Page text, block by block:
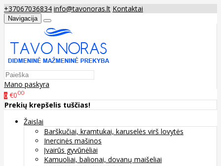
+37067036834 info@tavonoras.lt Kontaktai
Navigacija
Mano paskyra
0 €000
Prekių krepšelis tuščias!
Žaislai
Barškučiai, kramtukai, karuselės virš lovytės
Inercinės mašinos
Įvairūs gyvūnėliai
Kamuoliai, balionai, dovanų maišeliai